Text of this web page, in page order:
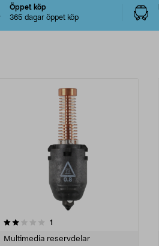
Öppet köp
365 dagar öppet köp
1
Multimedia reservdelar
0.0 av 5 stjärnor